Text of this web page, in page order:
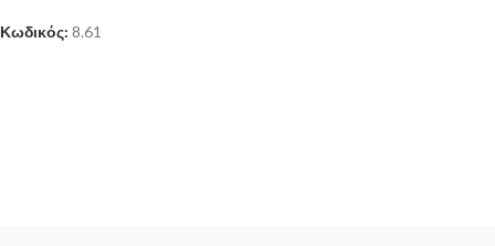
Κωδικός: 8.61